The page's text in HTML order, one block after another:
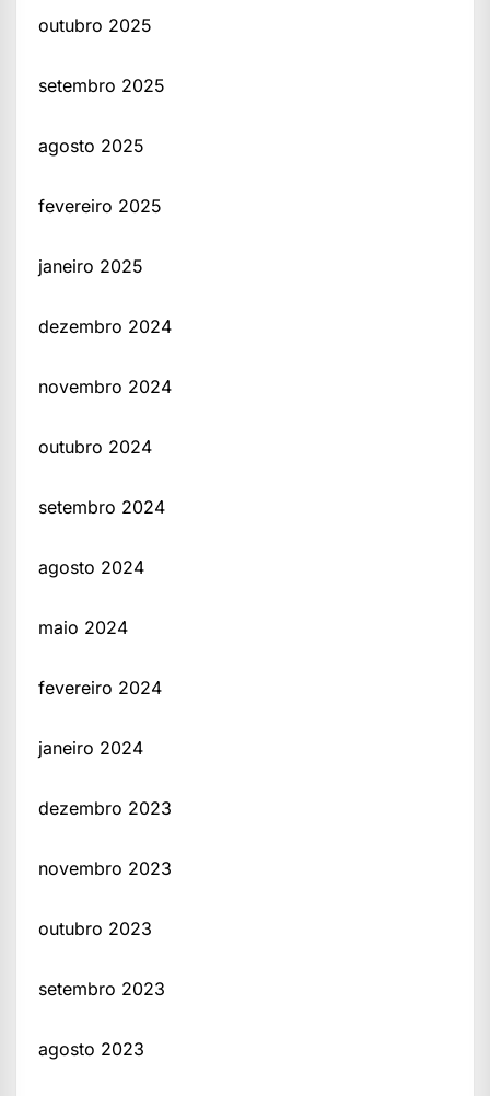
outubro 2025
setembro 2025
agosto 2025
fevereiro 2025
janeiro 2025
dezembro 2024
novembro 2024
outubro 2024
setembro 2024
agosto 2024
maio 2024
fevereiro 2024
janeiro 2024
dezembro 2023
novembro 2023
outubro 2023
setembro 2023
agosto 2023